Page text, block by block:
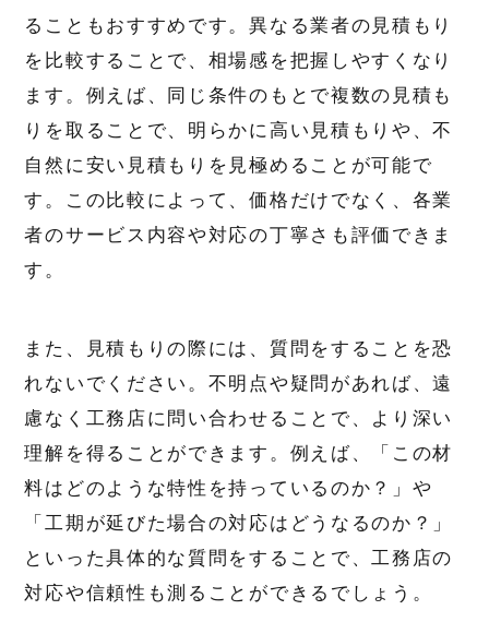
ることもおすすめです。異なる業者の見積もり
を比較することで、相場感を把握しやすくなり
ます。例えば、同じ条件のもとで複数の見積も
りを取ることで、明らかに高い見積もりや、不
自然に安い見積もりを見極めることが可能で
す。この比較によって、価格だけでなく、各業
者のサービス内容や対応の丁寧さも評価できま
す。
また、見積もりの際には、質問をすることを恐
れないでください。不明点や疑問があれば、遠
慮なく工務店に問い合わせることで、より深い
理解を得ることができます。例えば、「この材
料はどのような特性を持っているのか？」や
「工期が延びた場合の対応はどうなるのか？」
といった具体的な質問をすることで、工務店の
対応や信頼性も測ることができるでしょう。